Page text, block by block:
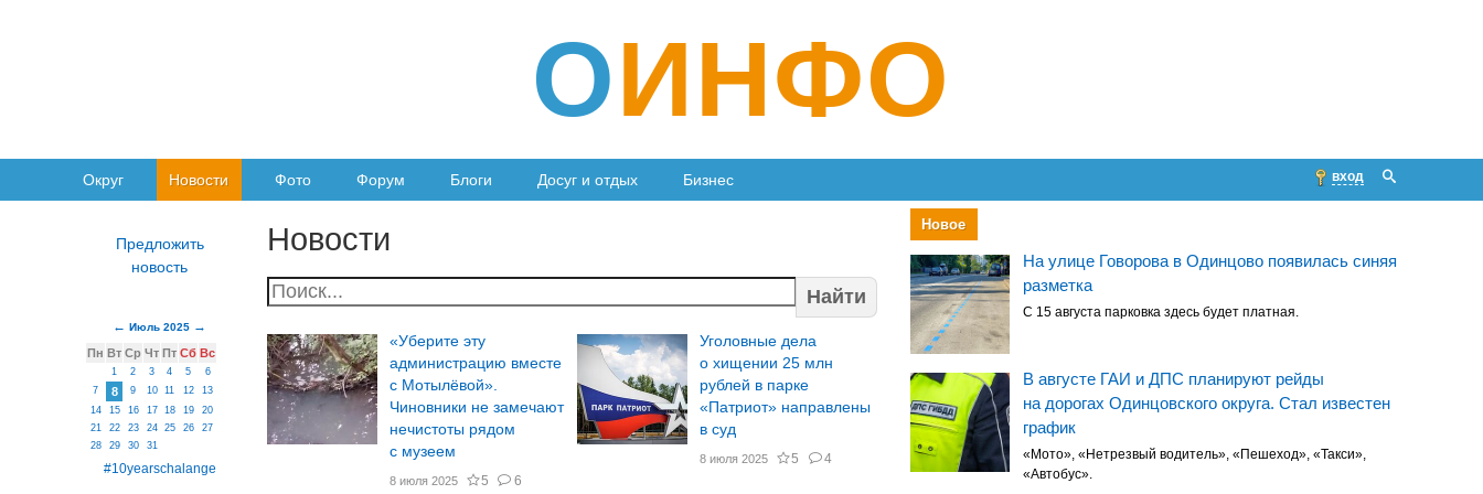
ОИНФО
Округ Новости Фото Форум Блоги Досуг и отдых Бизнес вход
Новости
Найти
«Уберите эту
администрацию вместе
с Мотылёвой».
Чиновники не замечают
нечистоты рядом
с музеем
8 июля 2025 5 6
Уголовные дела
о хищении 25 млн
рублей в парке
«Патриот» направлены
в суд
8 июля 2025 5 4
Июль 2025
Пн Вт Ср Чт Пт Сб Вс
1 2 3 4 5
6
7
8 9 10 11 12
13
14
15 16 17 18 19
20
21
22 23 24 25 26
27
28
29 30 31
#10yearschalange
Новое
На улице Говорова в Одинцово появилась синяя
разметка
С 15 августа парковка здесь будет платная.
В августе ГАИ и ДПС планируют рейды
на дорогах Одинцовского округа. Стал известен
график
«Мото», «Нетрезвый водитель», «Пешеход», «Такси»,
«Автобус».